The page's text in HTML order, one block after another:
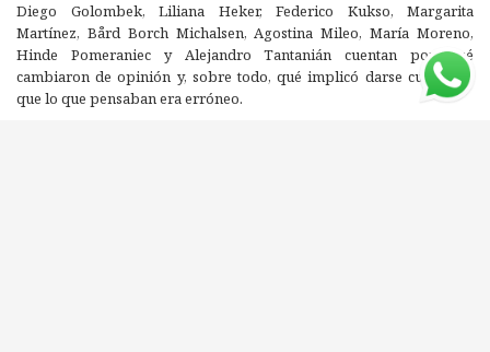
Diego Golombek, Liliana Heker, Federico Kukso, Margarita
Martínez, Bård Borch Michalsen, Agostina Mileo, María Moreno,
Hinde Pomeraniec y Alejandro Tantanián cuentan por qué
cambiaron de opinión y, sobre todo, qué implicó darse cuenta de
que lo que pensaban era erróneo.